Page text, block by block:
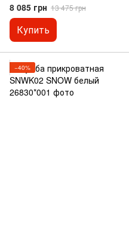
8 085 грн 13 475 грн
Купить
−40%